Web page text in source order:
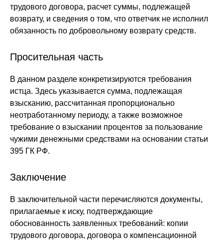
трудового договора, расчет суммы, подлежащей
возврату, и сведения о том, что ответчик не исполнил
обязанность по добровольному возврату средств.
Просительная часть
В данном разделе конкретизируются требования
истца. Здесь указывается сумма, подлежащая
взысканию, рассчитанная пропорционально
неотработанному периоду, а также возможное
требование о взыскании процентов за пользование
чужими денежными средствами на основании статьи
395 ГК РФ.
Заключение
В заключительной части перечисляются документы,
прилагаемые к иску, подтверждающие
обоснованность заявленных требований: копии
трудового договора, договора о компенсационной